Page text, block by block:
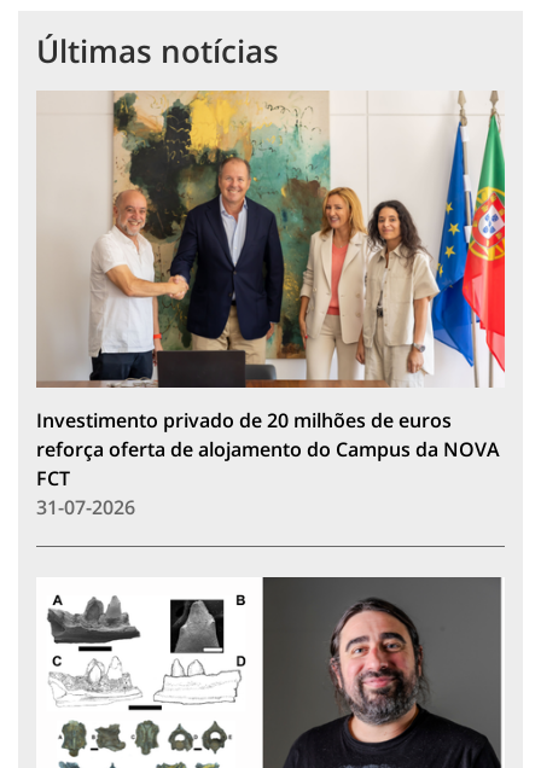
Últimas notícias
Investimento privado de 20 milhões de euros
reforça oferta de alojamento do Campus da NOVA
FCT
31-07-2026